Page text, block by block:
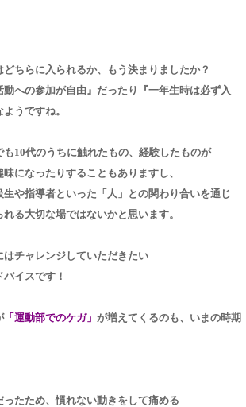
ちらに入られるか、もう決まりましたか？
への参加が自由』だったり『一年生時は必ず入
うですね。
10代のうちに触れたもの、経験したものが
になったりすることもありますし、
や指導者といった「人」との関わり合いを通じ
る大切な場ではないかと思います。
チャレンジしていただきたい
イスです！
「運動部でのケガ」 が増えてくるのも、いまの時期
ったため、慣れない動きをして痛める